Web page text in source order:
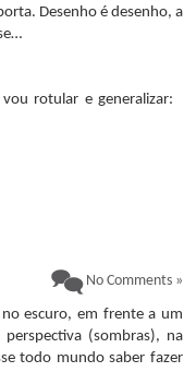
Desenho é desenho, a
rotular e generalizar:
No Comments »
escuro, em frente a um
(sombras), na
todo mundo saber fazer